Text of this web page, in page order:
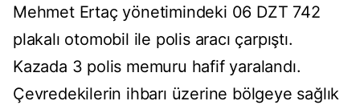
Mehmet Ertaç yönetimindeki 06 DZT 742
plakalı otomobil ile polis aracı çarpıştı.
Kazada 3 polis memuru hafif yaralandı.
Çevredekilerin ihbarı üzerine bölgeye sağlık